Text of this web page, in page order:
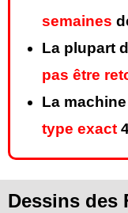
semaines
La plupart
pas être
La
type exact
Dessins des